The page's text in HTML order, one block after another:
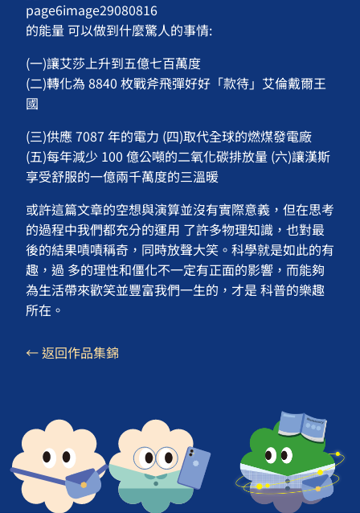
的能量 可以做到什麼驚人的事情:
(一)讓艾莎上升到五億七百萬度
(二)轉化為 8840 枚戰斧飛彈好好「款待」艾倫戴爾王
國
(三)供應 7087 年的電力 (四)取代全球的燃煤發電廠
(五)每年減少 100 億公噸的二氧化碳排放量 (六)讓漢斯
享受舒服的一億兩千萬度的三溫暖
或許這篇文章的空想與演算並沒有實際意義，但在思考
的過程中我們都充分的運用 了許多物理知識，也對最
後的結果嘖嘖稱奇，同時放聲大笑。科學就是如此的有
趣，過 多的理性和僵化不一定有正面的影響，而能夠
為生活帶來歡笑並豐富我們一生的，才是 科普的樂趣
所在。
← 返回作品集錦